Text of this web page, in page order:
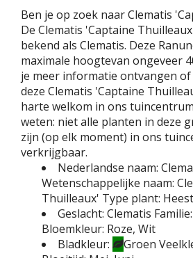
Ben je op zoek naar Clematis
De Clematis 'Captaine
bekend als Clematis. Deze
maximale hoogtevan ongeveer
je meer informatie ontvangen
deze Clematis 'Captaine
harte welkom in ons
weten: niet alle planten in deze
zijn (op elk moment) in ons
verkrijgbaar.
Nederlandse naam:
Wetenschappelijke naam:
Thuilleaux' Type plant:
Geslacht: Clematis Familie:
Bloemkleur: Roze, Wit
Bladkleur:
Groen